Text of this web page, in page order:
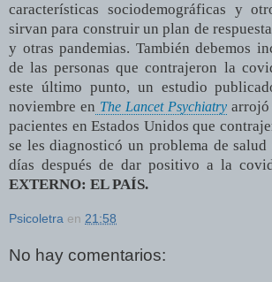
características sociodemográficas y
sirvan para construir un plan de
y otras pandemias. También debemos
de las personas que contrajeron la
este último punto, un estudio
noviembre en The Lancet Psychiatryarrojó
pacientes en Estados Unidos que
se les diagnosticó un problema de
días después de dar positivo a la
EXTERNO: EL PAÍS.
Psicoletra en 21:58
No hay comentarios: